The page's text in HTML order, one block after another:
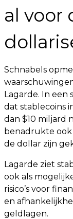
al voor
Schnabels
Lagarde. In een
dat stablecoins
dan $10 miljard
benadrukte ook
de dollar zijn
Lagarde ziet
ook als
risico’s voor
en
geldlagen.